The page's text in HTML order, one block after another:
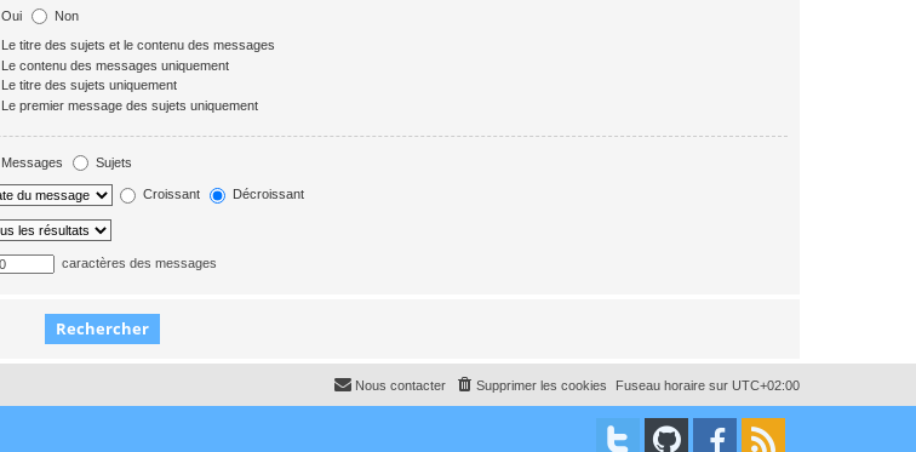
Oui Non
Le titre des sujets et le contenu des messages
Le contenu des messages uniquement
Le titre des sujets uniquement
Le premier message des sujets uniquement
Messages Sujets
Croissant Décroissant
caractères des messages
Fuseau horaire sur UTC+02:00
Supprimer les cookies
Nous contacter